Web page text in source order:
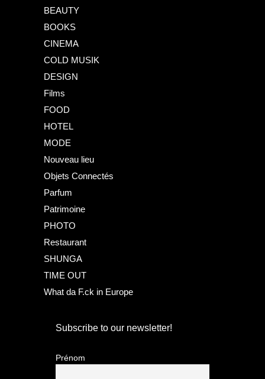
BEAUTY
BOOKS
CINEMA
COLD MUSIK
DESIGN
Films
FOOD
HOTEL
MODE
Nouveau lieu
Objets Connectés
Parfum
Patrimoine
PHOTO
Restaurant
SHUNGA
TIME OUT
What da F.ck in Europe
Subscribe to our newsletter!
Prénom